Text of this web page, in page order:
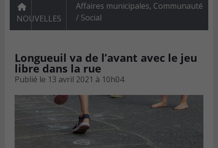
NOUVELLES
Affaires municipales, Communauté
/ Social
Longueuil va de l’avant avec le jeu
libre dans la rue
Publié le 13 avril 2021 à 10h04